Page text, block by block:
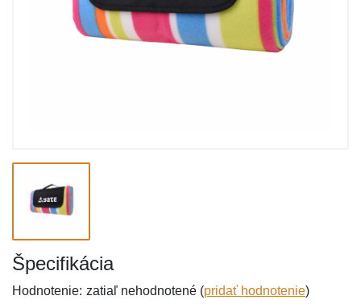
Špecifikácia
Hodnotenie: zatiaľ nehodnotené (pridať hodnotenie)